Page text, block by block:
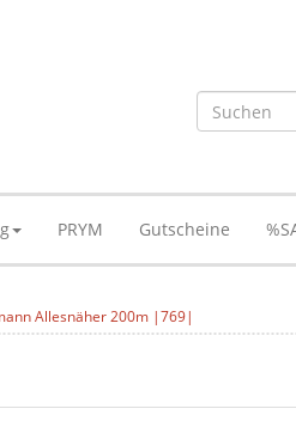
PRYM Gutscheine
Allesnäher 200m |769|